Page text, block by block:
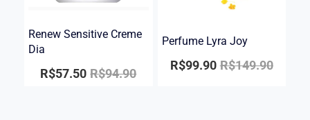
Renew Sensitive Creme
Dia
R$94.90
R$57.50
Perfume Lyra Joy
R$149.90
R$99.90